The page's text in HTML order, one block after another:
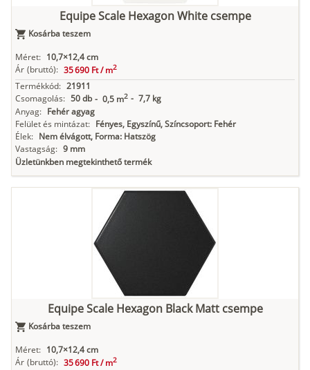
Equipe Scale Hexagon White csempe
Kosárba teszem
Méret: 10,7×12,4 cm
Ár (bruttó): 35 690 Ft /m2
Termékkód: 21911
Csomagolás: 50 db - 0,5 m2 - 7,7 kg
Anyag: Fehér agyag
Felület és mintázat: Fényes, Egyszínű, Színcsoport: Fehér
Élek: Nem élvágott, Forma: Hatszög
Vastagság: 9 mm
Üzletünkben megtekinthető termék
Equipe Scale Hexagon Black Matt csempe
Kosárba teszem
Méret: 10,7×12,4 cm
Ár (bruttó): 35 690 Ft /m2